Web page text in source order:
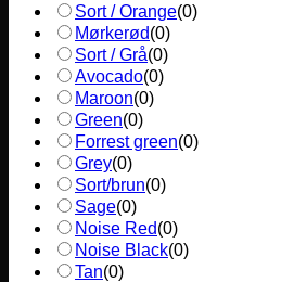
Sort / Orange(0)
Mørkerød(0)
Sort / Grå(0)
Avocado(0)
Maroon(0)
Green(0)
Forrest green(0)
Grey(0)
Sort/brun(0)
Sage(0)
Noise Red(0)
Noise Black(0)
Tan(0)